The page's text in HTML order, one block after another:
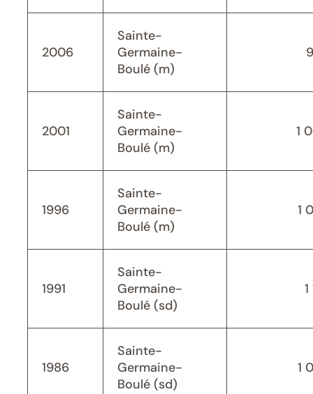
2006
Sainte-
Germaine-
Boulé (m)
2001
Sainte-
Germaine-
Boulé (m)
1
1996
Sainte-
Germaine-
Boulé (m)
1
1991
Sainte-
Germaine-
Boulé (sd)
1
1986
Sainte-
Germaine-
Boulé (sd)
1